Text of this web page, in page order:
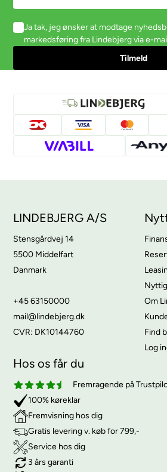
Ja tak, jeg ønsker at modtage
markedsføring fra Lindebjerg via e-
LINDEBJERG A/S
Stensgårdvej 14
5500 Middelfart
Danmark
+45 63150000
mail@lindebjerg.dk
CVR: DK10144760
Om
Find
Log
Hos os får du
Fremragende på
100% køreklar
Fremvisning hos dig
Gratis levering v. køb for 799,-
Service hos dig
3 års garanti